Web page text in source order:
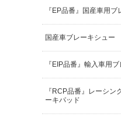
『EP品番』国産車用ブ
国産車ブレーキシュー
『EIP品番』輸入車用
『RCP品番』レーシン
ーキパッド